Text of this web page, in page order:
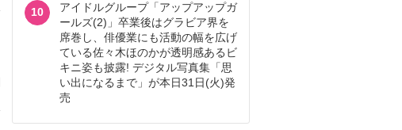
10
アイドルグループ「アップアップガ
ールズ(2)」卒業後はグラビア界を
席巻し、俳優業にも活動の幅を広げ
ている佐々木ほのかが透明感あるビ
キニ姿も披露! デジタル写真集「思
い出になるまで」が本日31日(火)発
売